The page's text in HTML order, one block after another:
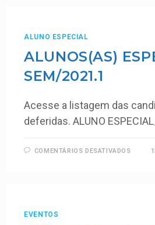
ALUNO ESPECIAL
ALUNOS(AS)
SEM/2021.1
Acesse a listagem das
deferidas. ALUNO
COMENTÁRIOS DESATIVADOS
EVENTOS